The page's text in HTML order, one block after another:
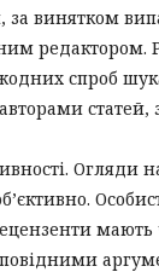
винятком
редактором.
спроб
статей,
Огляди
мають